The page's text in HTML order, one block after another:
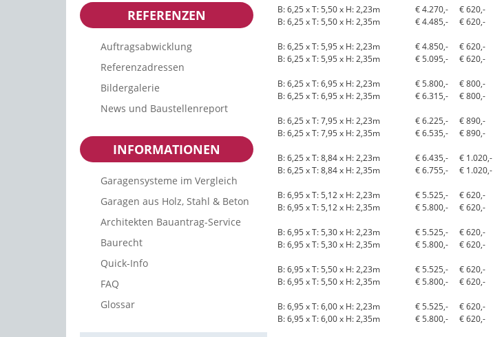
REFERENZEN
Auftragsabwicklung
Referenzadressen
Bildergalerie
News und Baustellenreport
INFORMATIONEN
Garagensysteme im Vergleich
Garagen aus Holz, Stahl & Beton
Architekten Bauantrag-Service
Baurecht
Quick-Info
FAQ
Glossar
B: 6,25 x T: 5,50 x H: 2,23m € 4.270,-
€ 620,-
B: 6,25 x T: 5,50 x H: 2,35m
€ 4.485,- € 620,-
B: 6,25 x T: 5,95 x H: 2,23m € 4.850,-
€ 620,-
B: 6,25 x T: 5,95 x H: 2,35m
€ 5.095,- € 620,-
B: 6,25 x T: 6,95 x H: 2,23m € 5.800,-
€ 800,-
B: 6,25 x T: 6,95 x H: 2,35m
€ 6.315,- € 800,-
B: 6,25 x T: 7,95 x H: 2,23m € 6.225,-
€ 890,-
B: 6,25 x T: 7,95 x H: 2,35m
€ 6.535,- € 890,-
B: 6,25 x T: 8,84 x H: 2,23m € 6.435,-
€ 1.020,-
B: 6,25 x T: 8,84 x H: 2,35m
€ 6.755,- € 1.020,-
B: 6,95 x T: 5,12 x H: 2,23m € 5.525,-
€ 620,-
B: 6,95 x T: 5,12 x H: 2,35m
€ 5.800,- € 620,-
B: 6,95 x T: 5,30 x H: 2,23m € 5.525,-
€ 620,-
B: 6,95 x T: 5,30 x H: 2,35m
€ 5.800,- € 620,-
B: 6,95 x T: 5,50 x H: 2,23m € 5.525,-
€ 620,-
B: 6,95 x T: 5,50 x H: 2,35m
€ 5.800,- € 620,-
B: 6,95 x T: 6,00 x H: 2,23m € 5.525,-
€ 620,-
B: 6,95 x T: 6,00 x H: 2,35m
€ 5.800,- € 620,-